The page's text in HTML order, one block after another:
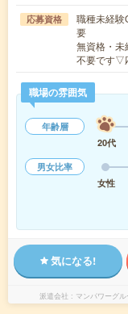
応募資格
職種未経験
要
無資格・
不要です▽
職場の雰囲気
年齢層
20代
男女比率
女性
気になる!
派遣会社 マンパワーグ